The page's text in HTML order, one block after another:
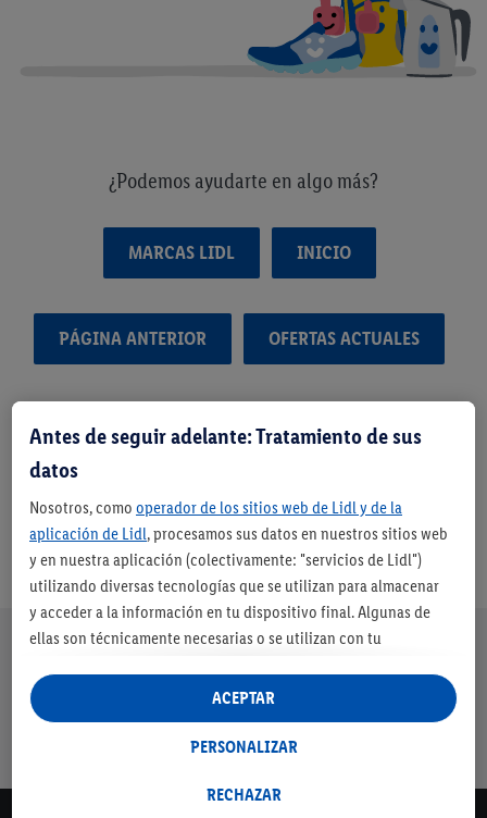
¿Podemos ayudarte en algo más?
MARCAS LIDL INICIO
PÁGINA ANTERIOR OFERTAS ACTUALES
Nuestra promesa de Lidl
gratuitos a
partir de 79€
máximo 3 días
Antes de seguir adelante: Tratamiento de sus
datos
Nosotros, como operador de los sitios web de Lidl y de la
aplicación de Lidl, procesamos sus datos en nuestros sitios web
y en nuestra aplicación (colectivamente: "servicios de Lidl")
utilizando diversas tecnologías que se utilizan para almacenar
y acceder a la información en tu dispositivo final. Algunas de
ellas son técnicamente necesarias o se utilizan con tu
estadísticas o para publicidad personalizada dentro y fuera de
los servicios Lidl. Si participa en el programa Lidl Plus, los datos
de su comportamiento de compra en la tienda también se
Si da su consentimiento aquí con fines de publicidad
RECHAZAR
PERSONALIZAR
ACEPTAR